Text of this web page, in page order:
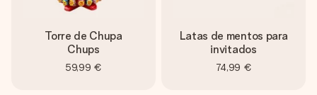
Torre de Chupa
Chups
59,99 €
Latas de mentos para
invitados
74,99 €